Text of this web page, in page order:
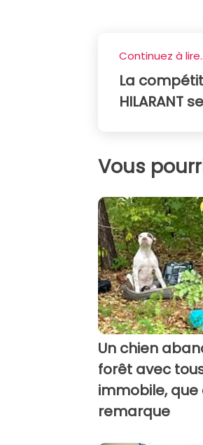
Continuez à
La
HILARANT
Vous
Un chien
forêt avec
immobile, que
remarque